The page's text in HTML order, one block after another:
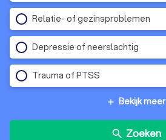
Relatie- of gezinsproblemen
Depressie of neerslachtig
Trauma of PTSS
add Bekijk meer
search Zoeken